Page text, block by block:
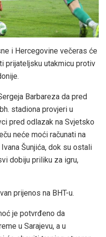
i Hercegovine večeras će
prijateljsku utakmicu protiv
Barbareza da pred
stadiona provjeri u
pred odlazak na Svjetsko
neće moći računati na
Šunjića, dok su ostali
dobiju priliku za igru,
prijenos na BHT-u.
je potvrđeno da
u Sarajevu, a u